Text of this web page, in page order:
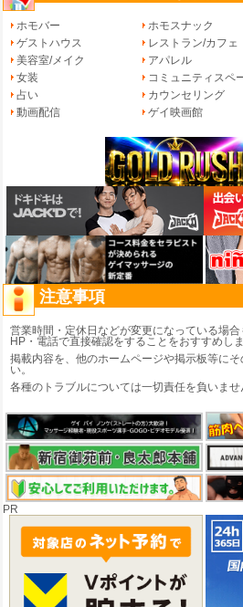
ホモバー ホモスナック
ゲストハウス
レストラン/カフェ
美容室/メイク
アパレル
女装
コミュニティスペ
占い
カウンセリング
動画配信
ゲイ映画館
注意事項
営業時間・定休日などが変更になっている場合
HP・電話で直接確認をすることをおすすめしま
掲載内容を、他のホームページや掲示板等に
い。
各種のトラブルについては一切責任を負いませ
PR